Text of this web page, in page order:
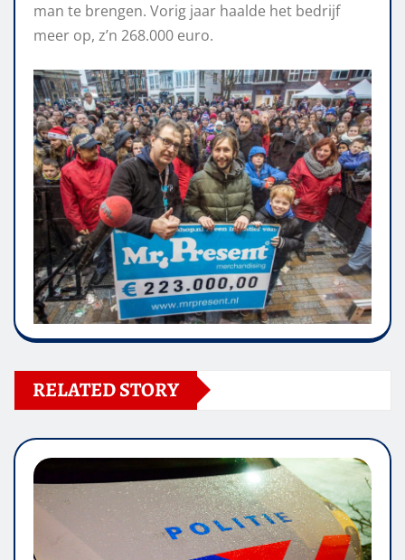
man te brengen. Vorig jaar haalde het bedrijf
meer op, z’n 268.000 euro.
RELATED STORY